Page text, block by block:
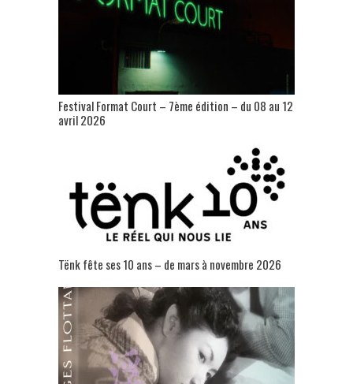
Festival Format Court – 7ème édition – du 08 au 12
avril 2026
Tënk fête ses 10 ans – de mars à novembre 2026